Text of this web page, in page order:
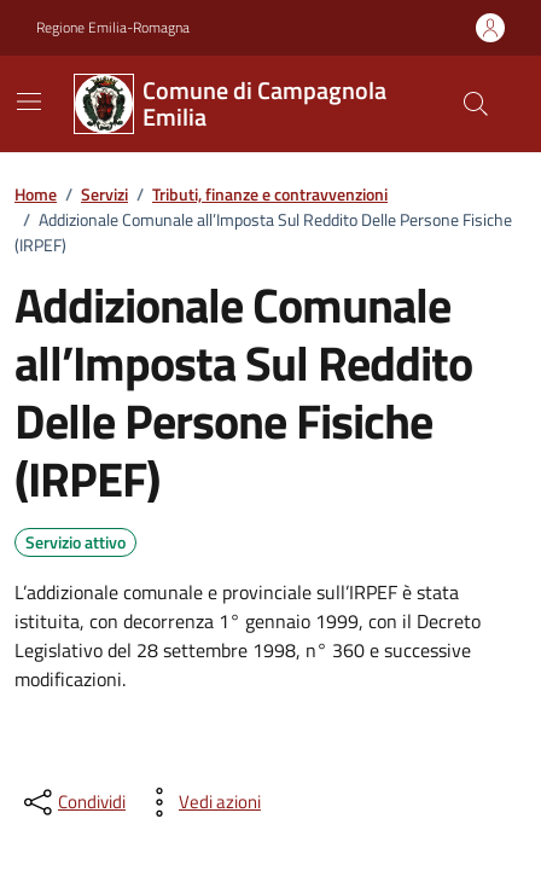
Regione Emilia-Romagna
Comune di Campagnola
Emilia
Home / Servizi / Tributi, finanze e contravvenzioni
/ Addizionale Comunale all’Imposta Sul Reddito Delle Persone Fisiche
(IRPEF)
Addizionale Comunale
all’Imposta Sul Reddito
Delle Persone Fisiche
(IRPEF)
Servizio attivo
L’addizionale comunale e provinciale sull’IRPEF è stata
istituita, con decorrenza 1° gennaio 1999, con il Decreto
Legislativo del 28 settembre 1998, n° 360 e successive
modificazioni.
Condividi Vedi azioni